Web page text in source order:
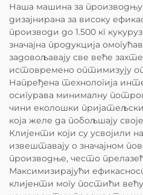
Наша машина за производњу
дизајнирана за високу
производи до 1.500 кг
значајна продукција
задовољавају све веће
истовремено оптимизују
Напређена технологија
осигурава минималну
чини еколошки
која желе да побољшају
Клијенти који су усвојили
извештавају о значајном
производње, често
Максимизирајући
клијенти могу постићи